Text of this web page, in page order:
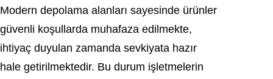
Modern depolama alanları sayesinde ürünler
güvenli koşullarda muhafaza edilmekte,
ihtiyaç duyulan zamanda sevkiyata hazır
hale getirilmektedir. Bu durum işletmelerin